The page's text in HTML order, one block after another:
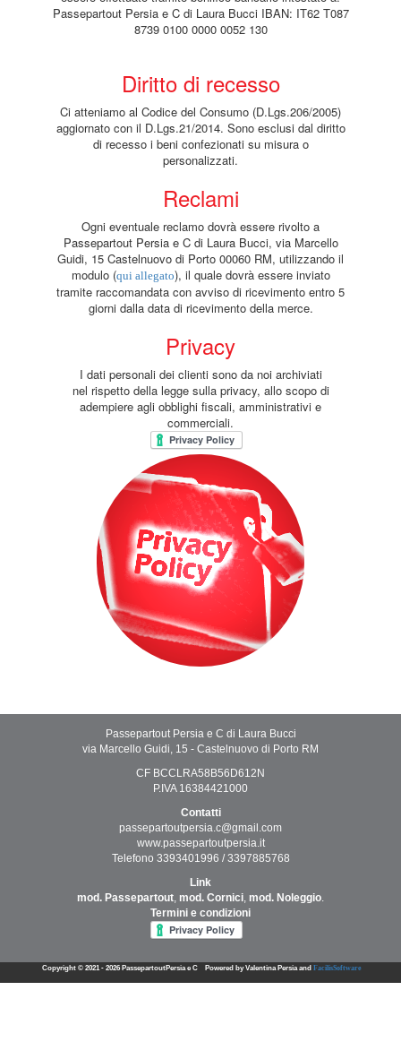
Passepartout Persia e C di Laura Bucci IBAN: IT62 T087
8739 0100 0000 0052 130
Diritto di recesso
Ci atteniamo al Codice del Consumo (D.Lgs.206/2005)
aggiornato con il D.Lgs.21/2014. Sono esclusi dal diritto
di recesso i beni confezionati su misura o
personalizzati.
Reclami
Ogni eventuale reclamo dovrà essere rivolto a
Passepartout Persia e C di Laura Bucci, via Marcello
Guidi, 15 Castelnuovo di Porto 00060 RM, utilizzando il
modulo (qui allegato), il quale dovrà essere inviato
tramite raccomandata con avviso di ricevimento entro 5
giorni dalla data di ricevimento della merce.
Privacy
I dati personali dei clienti sono da noi archiviati
nel rispetto della legge sulla privacy, allo scopo di
adempiere agli obblighi fiscali, amministrativi e
commerciali.
Passepartout Persia e C di Laura Bucci
via Marcello Guidi, 15 - Castelnuovo di Porto RM
CF BCCLRA58B56D612N
P.IVA 16384421000
Contatti
passepartoutpersia.c@gmail.com
www.passepartoutpersia.it
Telefono 3393401996 / 3397885768
Link
mod. Passepartout, mod. Cornici, mod. Noleggio.
Termini e condizioni
Copyright © 2021 - 2026 PassepartoutPersia e C Powered by Valentina Persia and FacilisSoftware